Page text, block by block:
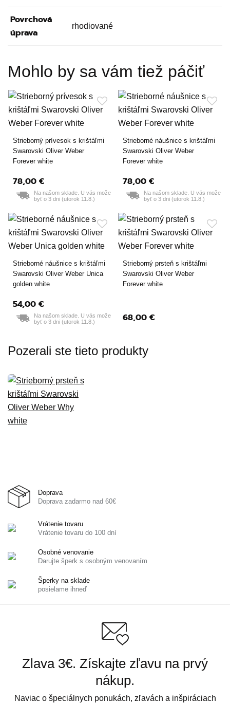
Povrchová
úprava
rhodiované
Mohlo by sa vám tiež páčiť
Strieborný prívesok s krištáľmi
Swarovski Oliver Weber
Forever white
78,00 €
Na našom sklade. U vás može
byť o 3 dni (utorok 11.8.)
Strieborné náušnice s krištáľmi
Swarovski Oliver Weber
Forever white
78,00 €
Na našom sklade. U vás može
byť o 3 dni (utorok 11.8.)
Strieborné náušnice s krištáľmi
Swarovski Oliver Weber Unica
golden white
54,00 €
Na našom sklade. U vás može
byť o 3 dni (utorok 11.8.)
Strieborný prsteň s krištáľmi
Swarovski Oliver Weber
Forever white
68,00 €
Pozerali ste tieto produkty
Doprava
Doprava zadarmo nad 60€
Vrátenie tovaru
Vrátenie tovaru do 100 dní
Osobné venovanie
Darujte šperk s osobným venovaním
Šperky na sklade
posielame ihneď
Zlava 3€. Získajte zľavu na prvý
nákup.
Naviac o špeciálnych ponukách, zľavách a inšpiráciach